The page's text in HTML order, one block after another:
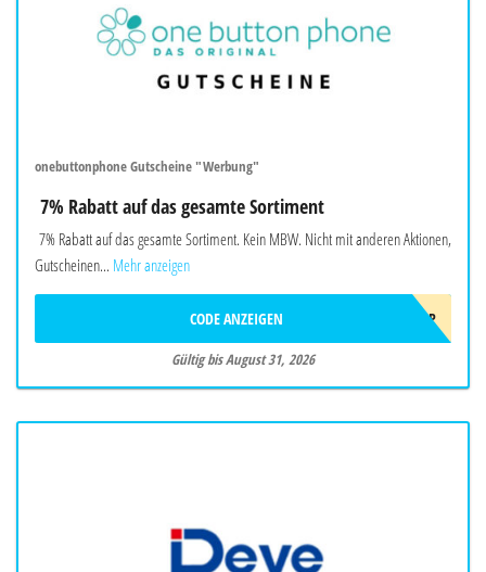
onebuttonphone Gutscheine "Werbung"
7% Rabatt auf das gesamte Sortiment
7% Rabatt auf das gesamte Sortiment. Kein MBW. Nicht mit anderen Aktionen,
Gutscheinen... Mehr anzeigen
SOMMER2026OBP
CODE ANZEIGEN
Gültig bis August 31, 2026